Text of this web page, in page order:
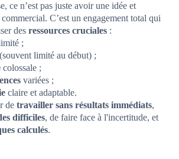
ce n’est pas juste avoir une idée et
C’est un engagement total qui
des ressources cruciales :
;
(souvent limité au début) ;
colossale ;
variées ;
claire et adaptable.
de travailler sans résultats immédiats,
difficiles, de faire face à l'incertitude, et
calculés.